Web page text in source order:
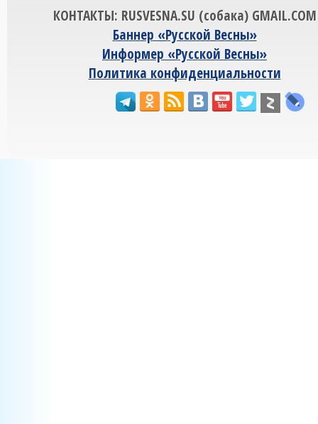
КОНТАКТЫ: RUSVESNA.SU (собака) GMAIL.COM
Баннер «Русской Весны»
Информер «Русской Весны»
Политика конфиденциальности